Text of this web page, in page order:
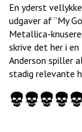
En yderst
udgaver af ”My
Metallica-
skrive det her i
Anderson spiller
stadig relevante